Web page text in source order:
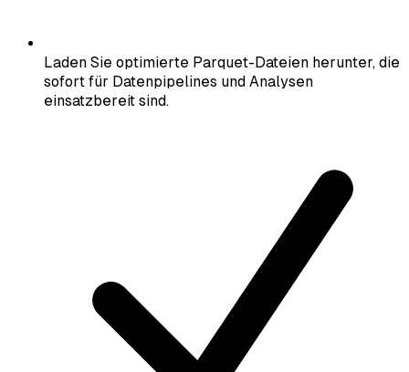
Laden Sie optimierte Parquet-Dateien herunter, die
sofort für Datenpipelines und Analysen
einsatzbereit sind.